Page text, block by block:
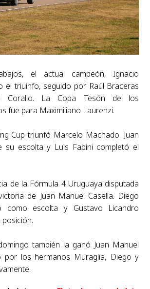
el actual campeón, Ignacio
el triuinfo, seguido por Raúl Braceras
Corallo. La Copa Tesón de los
fue para Maximiliano Laurenzi.
Cup triunfó Marcelo Machado. Juan
su escolta y Luis Fabini completó el
de la Fórmula 4 Uruguaya disputada
de Juan Manuel Casella. Diego
como escolta y Gustavo Licandro
también la ganó Juan Manuel
por los hermanos Muraglia, Diego y